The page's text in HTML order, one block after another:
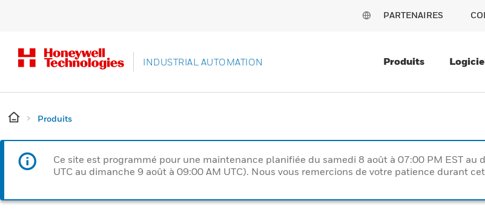
PARTENAIRES
INDUSTRIAL AUTOMATION Produits
Produits
Ce site est programmé pour une maintenance planifiée du samedi 8 août à 07:00 PM EST
UTC au dimanche 9 août à 09:00 AM UTC). Nous vous remercions de votre patience durant